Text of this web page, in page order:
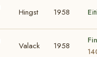
Hingst 1958
Valack 1958